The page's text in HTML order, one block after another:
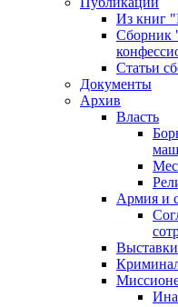
Из книг
Сборник
Статьи
Документы
Архив
Власть
Армия и